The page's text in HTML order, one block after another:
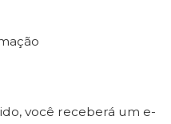
você receberá um e-